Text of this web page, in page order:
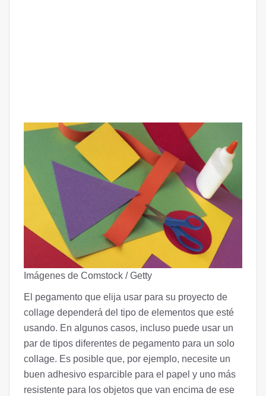
Imágenes de Comstock / Getty
El pegamento que elija usar para su proyecto de
collage dependerá del tipo de elementos que esté
usando. En algunos casos, incluso puede usar un
par de tipos diferentes de pegamento para un solo
collage. Es posible que, por ejemplo, necesite un
buen adhesivo esparcible para el papel y uno más
resistente para los objetos que van encima de ese